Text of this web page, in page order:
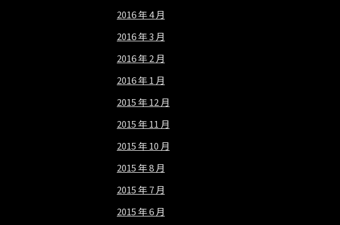
2016 年 4 月
2016 年 3 月
2016 年 2 月
2016 年 1 月
2015 年 12 月
2015 年 11 月
2015 年 10 月
2015 年 8 月
2015 年 7 月
2015 年 6 月